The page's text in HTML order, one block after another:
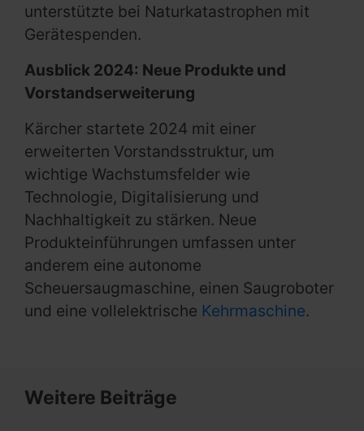
unterstützte bei Naturkatastrophen mit
Gerätespenden.
Ausblick 2024: Neue Produkte und
Vorstandserweiterung
Kärcher startete 2024 mit einer
erweiterten Vorstandsstruktur, um
wichtige Wachstumsfelder wie
Technologie, Digitalisierung und
Nachhaltigkeit zu stärken. Neue
Produkteinführungen umfassen unter
anderem eine autonome
Scheuersaugmaschine, einen Saugroboter
und eine vollelektrische Kehrmaschine.
Weitere Beiträge